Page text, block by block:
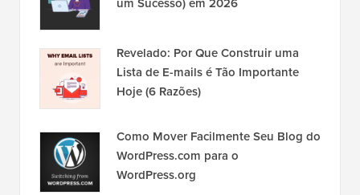
Revelado: Por Que Construir uma
Lista de E-mails é Tão Importante
Hoje (6 Razões)
Como Mover Facilmente Seu Blog do
WordPress.com para o
WordPress.org